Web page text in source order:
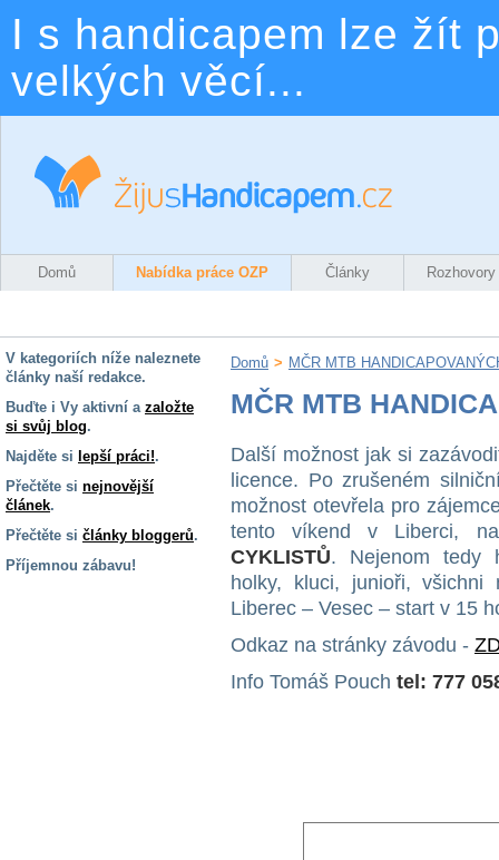
I s handicapem lze žít
velkých věcí...
Domů Nabídka práce OZP Články Rozhovory
V kategoriích níže naleznete
články naší redakce.
Buďte i Vy aktivní a založte
si svůj blog.
Najděte si lepší práci!.
Přečtěte si nejnovější
článek.
Přečtěte si články bloggerů.
Příjemnou zábavu!
Domů > MČR MTB
MČR MTB
Další možnost jak si
licence. Po zrušeném
možnost otevřela pro
tento víkend v Liberci,
CYKLISTŮ. Nejenom tedy
holky, kluci, junioři,
Liberec – Vesec – start v 15
Odkaz na stránky závodu -
Info Tomáš Pouch tel: 777